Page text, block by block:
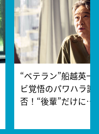
“ベテラン”船越英一
ビ覚悟のパワハラ謝
否！“後輩”だけに…